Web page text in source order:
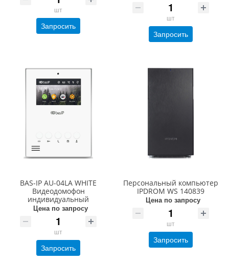
шт
Запросить
шт
Запросить
BAS-IP AU-04LA WHITE
Видеодомофон
индивидуальный
Цена по запросу
шт
Запросить
Персональный компьютер
IPDROM WS 140839
Цена по запросу
шт
Запросить